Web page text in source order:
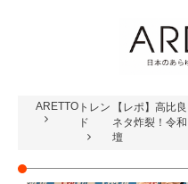
ARETTO トレン
ド
【レポ】高比
ネタ炸裂！令
壇